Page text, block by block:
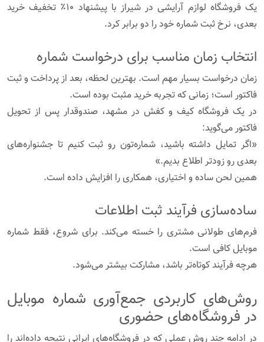
یک فروشگاه لوازم آرایشی در شیراز با پیشنهاد ۱۰٪ تخفیف خرید
بعدی، نرخ ثبت شماره خود را دو برابر کرد.
انتخاب زمان مناسب برای درخواست شماره
زمان درخواست بسیار مهم است. بهترین لحظه، بعد از پرداخت و ثبت
فاکتور است؛ زمانی که تجربه خرید مثبت بوده است.
در یک فروشگاه کیف و کفش در مشهد، صندوقدار پس از تحویل
فاکتور می‌گوید:
«اگر تمایل داشته باشید، شماره‌تون رو ثبت کنیم تا جشنواره‌های
بعدی رو زودتر اطلاع بدیم.»
همین لحن ساده و اختیاری، همکاری را افزایش داده است.
ساده‌سازی فرآیند ثبت اطلاعات
فرم‌های طولانی مشتری را خسته می‌کند. برای شروع، فقط شماره
موبایل کافی است.
هرچه فرآیند کوتاه‌تر باشد، مشارکت بیشتر می‌شود.
روش‌های کاربردی جمع‌آوری شماره موبایل
در فروشگاه‌های حضوری
در ادامه چند روش عملی که در فروشگاه‌های ایرانی نتیجه داده‌اند را